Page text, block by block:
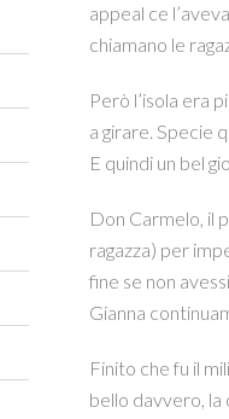
appeal ce
chiamano le
Però l’isola era
a girare. Specie
E quindi un bel
Don Carmelo, il
ragazza) per
fine se non
Gianna
Finito che fu il
bello davvero, la